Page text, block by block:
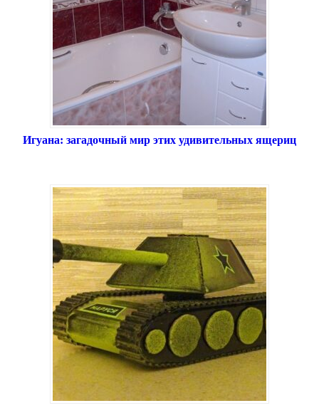
Игуана: загадочный мир этих удивительных ящериц